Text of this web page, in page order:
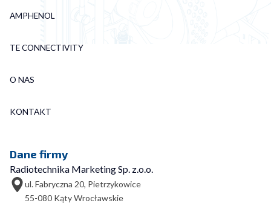
AMPHENOL
TE CONNECTIVITY
O NAS
KONTAKT
Dane firmy
Radiotechnika Marketing Sp. z.o.o.
ul. Fabryczna 20, Pietrzykowice
55-080 Kąty Wrocławskie